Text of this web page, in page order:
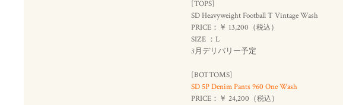
[TOPS]
SD Heavyweight Football T Vintage Wash
PRICE：￥ 13,200（税込 ）
SIZE ：L
3月デリバリー予定
[BOTTOMS]
SD 5P Denim Pants 960 One Wash
PRICE：￥ 24,200（税込 ）